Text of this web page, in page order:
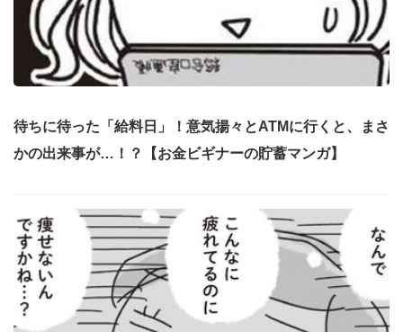
待ちに待った「給料日」！意気揚々とATMに行くと、まさ
かの出来事が…！？【お金ビギナーの貯蓄マンガ】